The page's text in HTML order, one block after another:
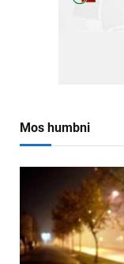
Mos humbni